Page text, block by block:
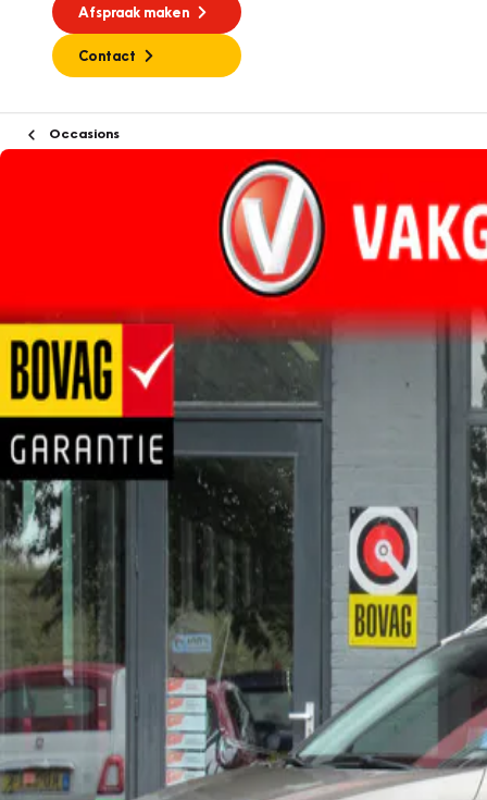
Afspraak maken
Contact
Occasions